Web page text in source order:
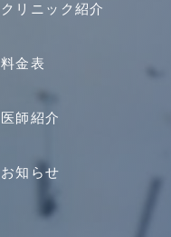
クリニック紹介
料金表
医師紹介
お知らせ